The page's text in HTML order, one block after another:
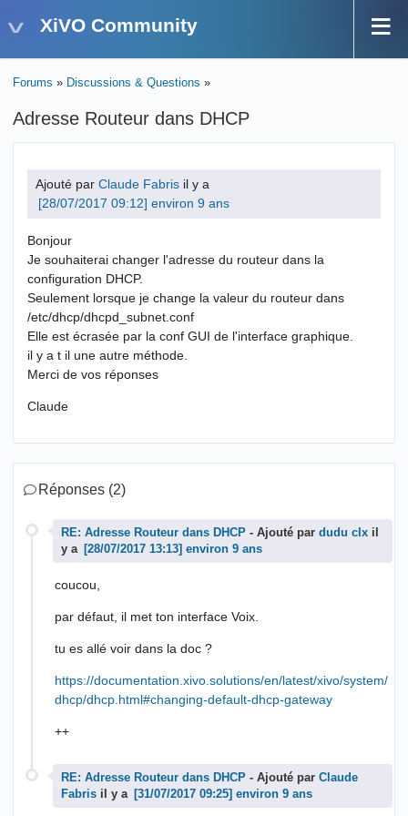
XiVO Community
Forums » Discussions & Questions »
Adresse Routeur dans DHCP
Ajouté par Claude Fabris il y a
environ 9 ans
Bonjour
Je souhaiterai changer l'adresse du routeur dans la
configuration DHCP.
Seulement lorsque je change la valeur du routeur dans
/etc/dhcp/dhcpd_subnet.conf
Elle est écrasée par la conf GUI de l'interface graphique.
il y a t il une autre méthode.
Merci de vos réponses
Claude
Réponses (2)
RE: Adresse Routeur dans DHCP - Ajouté par dudu clx il
y a
environ 9 ans
coucou,
par défaut, il met ton interface Voix.
tu es allé voir dans la doc ?
https://documentation.xivo.solutions/en/latest/xivo/system/
dhcp/dhcp.html#changing-default-dhcp-gateway
++
RE: Adresse Routeur dans DHCP - Ajouté par Claude
Fabris il y a environ 9 ans